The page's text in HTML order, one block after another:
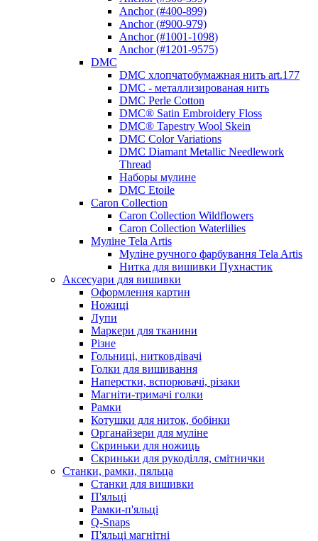
Anchor (#400-899)
Anchor (#900-979)
Anchor (#1001-1098)
Anchor (#1201-9575)
DMC
DMC хлопчатобумажная нить art.177
DMC - металлизированая нить
DMC Perle Cotton
DMC® Satin Embroidery Floss
DMC® Tapestry Wool Skein
DMC Color Variations
DMC Diamant Metallic Needlework
Thread
Наборы мулине
DMC Etoile
Caron Collection
Caron Collection Wildflowers
Caron Collection Waterlilies
Муліне Tela Artis
Муліне ручного фарбування Tela Artis
Нитка для вишивки Пухнастик
Аксесуари для вишивки
Оформлення картин
Ножиці
Лупи
Маркери для тканини
Різне
Гольниці, нитковдівачі
Голки для вишивання
Наперстки, вспорювачі, різаки
Магніти-тримачі голки
Рамки
Котушки для ниток, бобінки
Органайзери для муліне
Скриньки для ножиць
Скриньки для рукоділля, смітнички
Станки, рамки, пяльца
Станки для вишивки
П'яльці
Рамки-п'яльці
Q-Snaps
П'яльці магнітні